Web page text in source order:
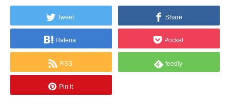
Tweet Share
Hatena Pocket
RSS feedly
Pin it